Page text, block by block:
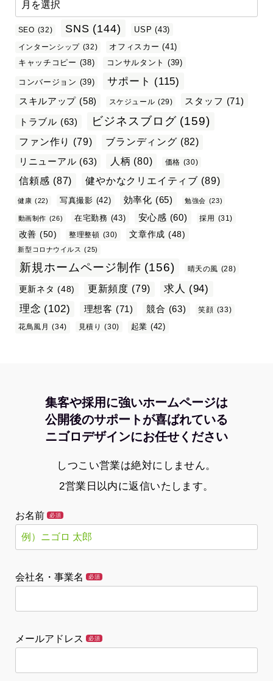
SEO (32) SNS (144) USP (43)
インターンシップ (32) オフィスカー (41)
キャッチコピー (38) コンサルタント (39)
コンバージョン (39) サポート (115)
スキルアップ (58) スケジュール (29) スタッフ (71)
トラブル (63) ビジネスブログ (159)
ファン作り (79) ブランディング (82)
リニューアル (63) 人柄 (80) 価格 (30)
信頼感 (87) 健やかなクリエイティブ (89)
健康 (22) 写真撮影 (42) 効率化 (65) 勉強会 (23)
動画制作 (26) 在宅勤務 (43) 安心感 (60) 採用 (31)
改善 (50) 整理整頓 (30) 文章作成 (48)
新型コロナウイルス (25)
新規ホームページ制作 (156) 晴天の風 (28)
更新ネタ (48) 更新頻度 (79) 求人 (94)
理念 (102) 理想客 (71) 競合 (63) 笑顔 (33)
花鳥風月
(34) 見積り (30) 起業 (42)
集客や採用に強いホームページは
公開後のサポートが喜ばれている
ニゴロデザインにお任せください
しつこい営業は絶対にしません。
2営業日以内に返信いたします。
お名前 必須
会社名・事業名 必須
メールアドレス 必須